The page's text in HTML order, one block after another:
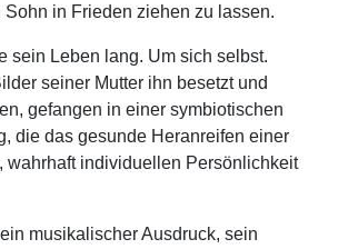
Sohn in Frieden ziehen zu lassen.
sein Leben lang. Um sich selbst.
seiner Mutter ihn besetzt und
gefangen in einer symbiotischen
die das gesunde Heranreifen einer
wahrhaft individuellen Persönlichkeit
musikalischer Ausdruck, sein